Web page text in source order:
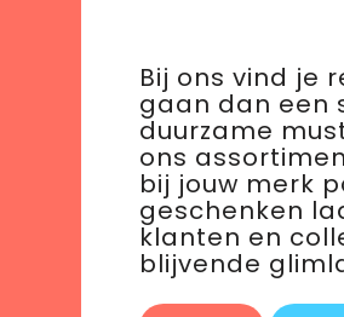
Bij ons vind je
gaan dan een
duurzame
ons
bij jouw merk
geschenken
klanten en
blijvende